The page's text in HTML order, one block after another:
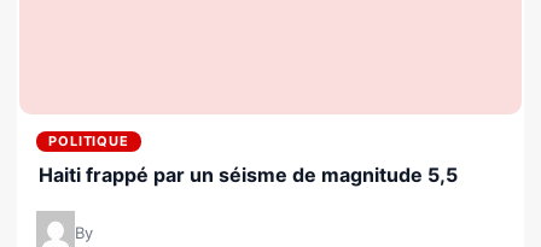
POLITIQUE
Haiti frappé par un séisme de magnitude 5,5
By